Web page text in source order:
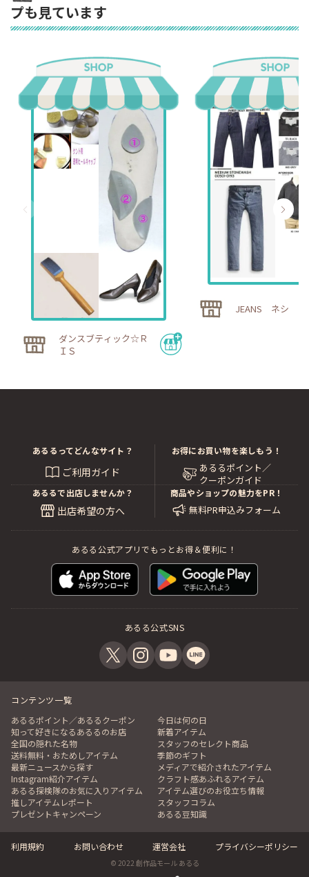
プも見ています
ダンスブティック☆Ｒ
ＩＳ
JEANS ネシ
あるるってどんなサイト？
ご利用ガイド
お得にお買い物を楽しもう！
あるるポイント／
クーポンガイド
あるるで出店しませんか？
出店希望の方へ
商品やショップの魅力をPR！
無料PR申込みフォーム
あるる公式アプリでもっとお得＆便利に！
あるる公式SNS
コンテンツ一覧
あるるポイント／あるるクーポン
今日は何の日
知って好きになるあるるのお店
新着アイテム
全国の隠れた名物
スタッフのセレクト商品
送料無料・おためしアイテム
季節のギフト
最新ニュースから探す
メディアで紹介されたアイテム
Instagram紹介アイテム
クラフト感あふれるアイテム
あるる探検隊のお気に入りアイテム
アイテム選びのお役立ち情報
推しアイテムレポート
スタッフコラム
プレゼントキャンペーン
あるる豆知識
利用規約 お問い合わせ 運営会社 プライバシーポリシー
© 2022 創作品モール あるる